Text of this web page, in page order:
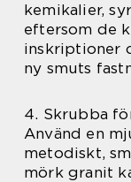
kemikalier,
eftersom de
inskriptioner
ny smuts
4. Skrubba
Använd en
metodiskt,
mörk granit